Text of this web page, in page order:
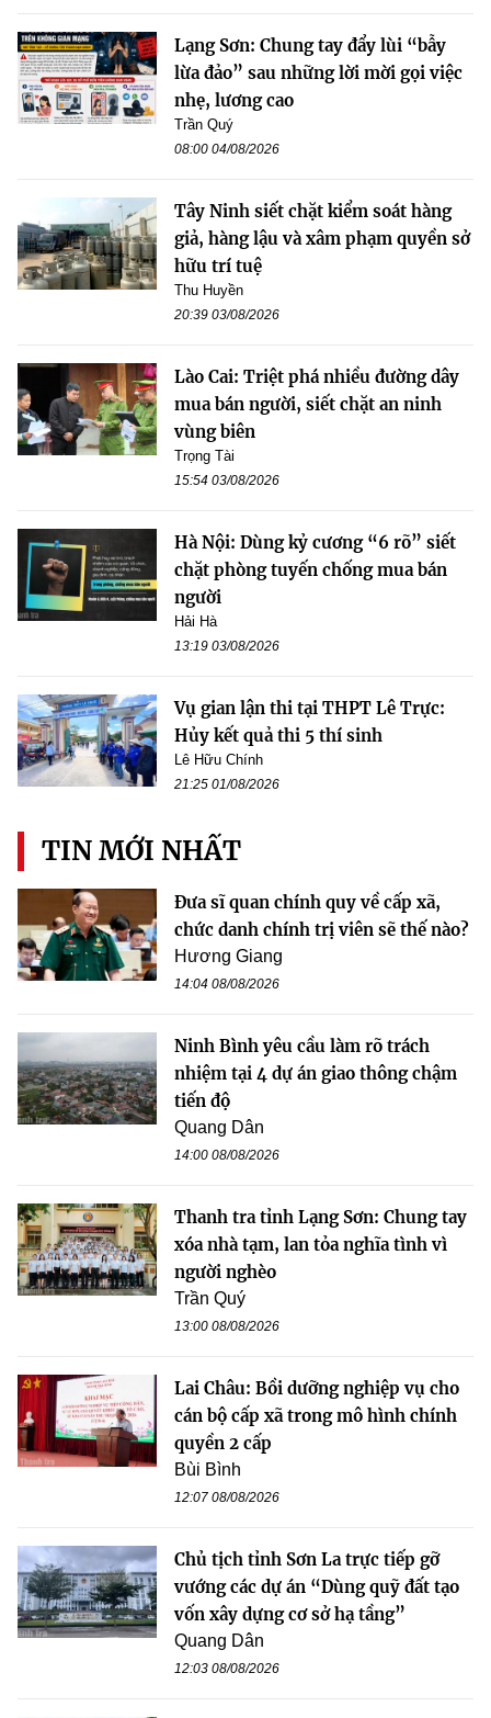
Lạng Sơn: Chung tay đẩy lùi “bẫy
lừa đảo” sau những lời mời gọi việc
nhẹ, lương cao
Trần Quý
08:00 04/08/2026
Tây Ninh siết chặt kiểm soát hàng
giả, hàng lậu và xâm phạm quyền sở
hữu trí tuệ
Thu Huyền
20:39 03/08/2026
Lào Cai: Triệt phá nhiều đường dây
mua bán người, siết chặt an ninh
vùng biên
Trọng Tài
15:54 03/08/2026
Hà Nội: Dùng kỷ cương “6 rõ” siết
chặt phòng tuyến chống mua bán
người
Hải Hà
13:19 03/08/2026
Vụ gian lận thi tại THPT Lê Trực:
Hủy kết quả thi 5 thí sinh
Lê Hữu Chính
21:25 01/08/2026
TIN MỚI NHẤT
Đưa sĩ quan chính quy về cấp xã,
chức danh chính trị viên sẽ thế nào?
Hương Giang
14:04 08/08/2026
Ninh Bình yêu cầu làm rõ trách
nhiệm tại 4 dự án giao thông chậm
tiến độ
Quang Dân
14:00 08/08/2026
Thanh tra tỉnh Lạng Sơn: Chung tay
xóa nhà tạm, lan tỏa nghĩa tình vì
người nghèo
Trần Quý
13:00 08/08/2026
Lai Châu: Bồi dưỡng nghiệp vụ cho
cán bộ cấp xã trong mô hình chính
quyền 2 cấp
Bùi Bình
12:07 08/08/2026
Chủ tịch tỉnh Sơn La trực tiếp gỡ
vướng các dự án “Dùng quỹ đất tạo
vốn xây dựng cơ sở hạ tầng”
Quang Dân
12:03 08/08/2026